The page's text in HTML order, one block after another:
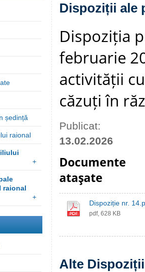
ședință
raional
+
raional
+
Dispoziții ale
Dispoziția
februarie
activității
căzuți în
Publicat:
13.02.2026
Documente
ataşate
Dispoziție nr.
pdf, 628 KB
Alte